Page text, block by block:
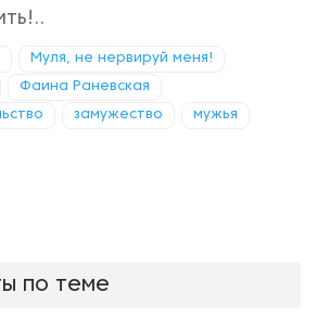
Муля, не нервируй меня!
Фаина Раневская
замужество мужья
по теме